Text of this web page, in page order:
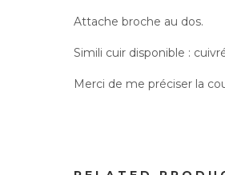
Attache broche au dos.
Simili cuir disponible :
Merci de me préciser la
Bracelet Femme